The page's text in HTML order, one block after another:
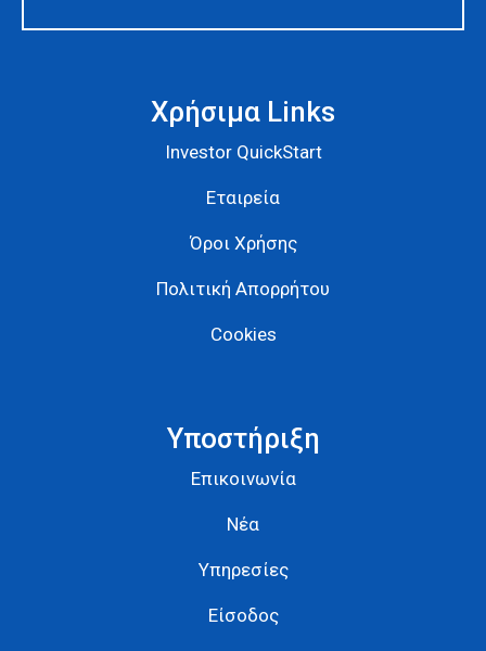
Χρήσιμα Links
Investor QuickStart
Εταιρεία
Όροι Χρήσης
Πολιτική Απορρήτου
Cookies
Υποστήριξη
Επικοινωνία
Νέα
Υπηρεσίες
Είσοδος